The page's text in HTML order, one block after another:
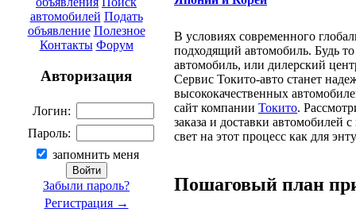
автомобилей Подать
объявление Полезное
Контакты Форум
Авторизация
Логин:
Пароль:
запомнить меня
Забыли пароль?
Регистрация →
В условиях современного
подходящий автомобиль. Будь
автомобиль, или дилерский
Сервис Токито-авто станет
высококачественных
сайт компании Токито.
заказа и доставки
свет на этот процесс как для
Пошаговый план